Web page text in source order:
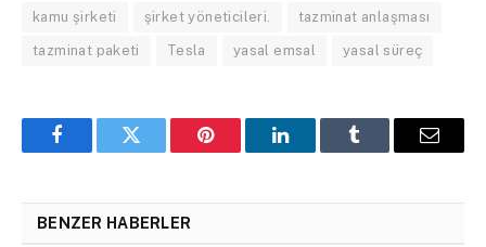
kamu şirketi şirket yöneticileri. tazminat anlaşması
tazminat paketi Tesla yasal emsal yasal süreç
FacebookTwitter Pinterest LinkedInTumblr Email
BENZER HABERLER